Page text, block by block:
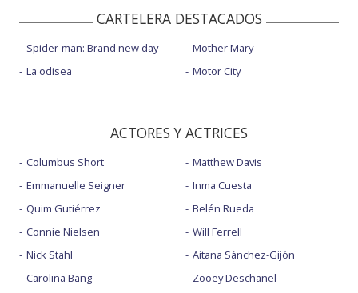
CARTELERA DESTACADOS
Spider-man: Brand new day
La odisea
Mother Mary
Motor City
ACTORES Y ACTRICES
Columbus Short
Emmanuelle Seigner
Quim Gutiérrez
Connie Nielsen
Nick Stahl
Carolina Bang
Matthew Davis
Inma Cuesta
Belén Rueda
Will Ferrell
Aitana Sánchez-Gijón
Zooey Deschanel